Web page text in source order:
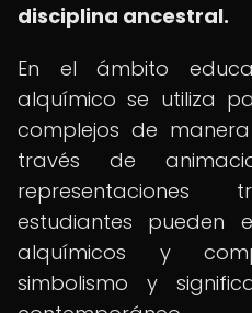
disciplina ancestral.
En el ámbito
alquímico se utiliza
complejos de
través de
representaciones
estudiantes pueden
alquímicos y
simbolismo y